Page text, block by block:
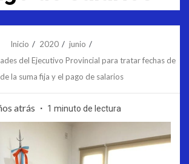
Inicio 2020
junio
del Ejecutivo Provincial para tratar fechas de
la suma fija y el pago de salarios
atrás 1 minuto de lectura